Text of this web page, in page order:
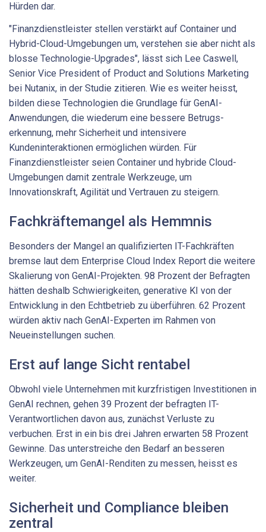
Hürden dar.
"Finanzdienstleister stellen verstärkt auf Container und
Hybrid-Cloud-Umgebungen um, verstehen sie aber nicht als
blosse Technologie-Upgrades", lässt sich Lee Caswell,
Senior Vice President of Product and Solutions Marketing
bei Nutanix, in der Studie zitieren. Wie es weiter heisst,
bilden diese Technologien die Grundlage für GenAI-
Anwendungen, die wiederum eine bessere Betrugs­
erkennung, mehr Sicherheit und intensivere
Kundeninteraktionen ermöglichen würden. Für
Finanzdienstleister seien Container und hybride Cloud-
Umgebungen damit zentrale Werkzeuge, um
Innovationskraft, Agilität und Vertrauen zu steigern.
Fachkräftemangel als Hemmnis
Besonders der Mangel an qualifizierten IT-Fachkräften
bremse laut dem Enterprise Cloud Index Report die weitere
Skalierung von GenAI-Projekten. 98 Prozent der Befragten
hätten deshalb Schwierigkeiten, generative KI von der
Entwicklung in den Echtbetrieb zu überführen. 62 Prozent
würden aktiv nach GenAI-Experten im Rahmen von
Neueinstellungen suchen.
Erst auf lange Sicht rentabel
Obwohl viele Unternehmen mit kurzfristigen Investitionen in
GenAI rechnen, gehen 39 Prozent der befragten IT-
Verantwortlichen davon aus, zunächst Verluste zu
verbuchen. Erst in ein bis drei Jahren erwarten 58 Prozent
Gewinne. Das unterstreiche den Bedarf an besseren
Werkzeugen, um GenAI-Renditen zu messen, heisst es
weiter.
Sicherheit und Compliance bleiben
zentral